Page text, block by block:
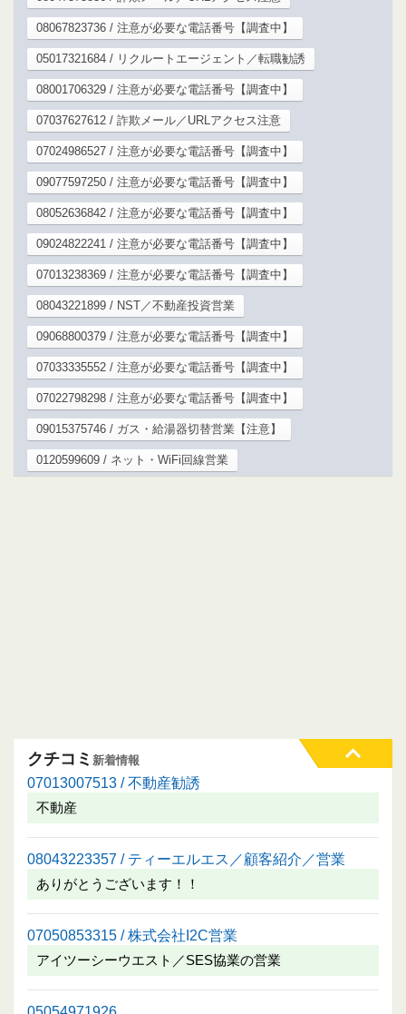
08067823736 / 注意が必要な電話番号【調査中】
05017321684 / リクルートエージェント／転職勧誘
08001706329 / 注意が必要な電話番号【調査中】
07037627612 / 詐欺メール／URLアクセス注意
07024986527 / 注意が必要な電話番号【調査中】
09077597250 / 注意が必要な電話番号【調査中】
08052636842 / 注意が必要な電話番号【調査中】
09024822241 / 注意が必要な電話番号【調査中】
07013238369 / 注意が必要な電話番号【調査中】
08043221899 / NST／不動産投資営業
09068800379 / 注意が必要な電話番号【調査中】
07033335552 / 注意が必要な電話番号【調査中】
07022798298 / 注意が必要な電話番号【調査中】
09015375746 / ガス・給湯器切替営業【注意】
0120599609 / ネット・WiFi回線営業
クチコミ 新着情報
07013007513 / 不動産勧誘
不動産
08043223357 / ティーエルエス／顧客紹介／営業
ありがとうございます！！
07050853315 / 株式会社I2C営業
アイツーシーウエスト／SES協業の営業